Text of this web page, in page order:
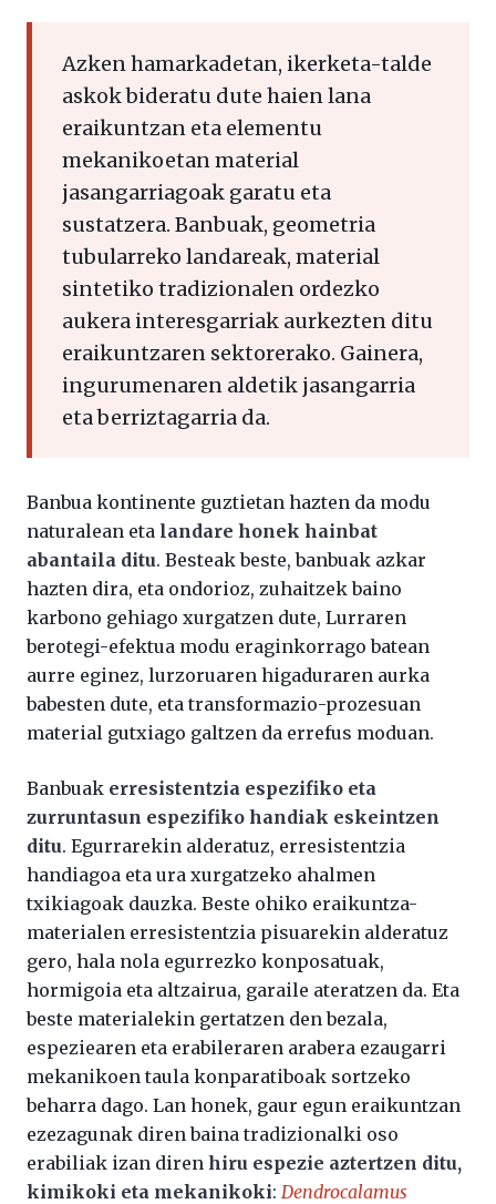
Azken hamarkadetan, ikerketa-talde
askok bideratu dute haien lana
eraikuntzan eta elementu
mekanikoetan material
jasangarriagoak garatu eta
sustatzera. Banbuak, geometria
tubularreko landareak, material
sintetiko tradizionalen ordezko
aukera interesgarriak aurkezten ditu
eraikuntzaren sektorerako. Gainera,
ingurumenaren aldetik jasangarria
eta berriztagarria da.
Banbua kontinente guztietan hazten da modu
naturalean eta landare honek hainbat
abantaila ditu. Besteak beste, banbuak azkar
hazten dira, eta ondorioz, zuhaitzek baino
karbono gehiago xurgatzen dute, Lurraren
berotegi-efektua modu eraginkorrago batean
aurre eginez, lurzoruaren higaduraren aurka
babesten dute, eta transformazio-prozesuan
material gutxiago galtzen da errefus moduan.
Banbuak erresistentzia espezifiko eta
zurruntasun espezifiko handiak eskeintzen
ditu. Egurrarekin alderatuz, erresistentzia
handiagoa eta ura xurgatzeko ahalmen
txikiagoak dauzka. Beste ohiko eraikuntza-
materialen erresistentzia pisuarekin alderatuz
gero, hala nola egurrezko konposatuak,
hormigoia eta altzairua, garaile ateratzen da. Eta
beste materialekin gertatzen den bezala,
espeziearen eta erabileraren arabera ezaugarri
mekanikoen taula konparatiboak sortzeko
beharra dago. Lan honek, gaur egun eraikuntzan
ezezagunak diren baina tradizionalki oso
erabiliak izan diren hiru espezie aztertzen ditu,
kimikoki eta mekanikoki: Dendrocalamus